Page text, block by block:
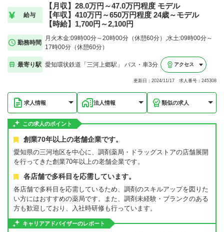
給与
【月収】28.0万円～47.0万円程度 モデル
【年収】410万円～650万円程度 24歳～モデル
【時給】1,700円～2,100円
勤務時間
月火木金:09時00分～20時00分（休憩60分）,水土:09時00分～
17時00分（休憩60分）
最寄り駅 愛知環状鉄道「三河上郷駅」 バス・車3分 アクセス
更新日：2024/11/17 求人番号：245308
求人情報 法人情報 類似の求人
この求人のポイント
創業70年以上の老舗企業です。
愛知県の三河地区を中心に、調剤薬局・ドラッグストアの店舗展開
を行ってきた創業70年以上の老舗企業です。
各店舗で多科目を応需しています。
各店舗で多科目を応需しているため、調剤のスキルアップを図りた
い方にはおすすめの薬局です。また、調剤未経験・ブランクのある
方も歓迎しており、入社時研修も行っています。
キャリアアドバイザーのレポート